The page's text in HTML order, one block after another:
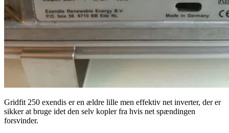
Gridfit 250 exendis er en ældre lille men effektiv net inverter, der er
sikker at bruge idet den selv kopler fra hvis net spændingen
forsvinder.